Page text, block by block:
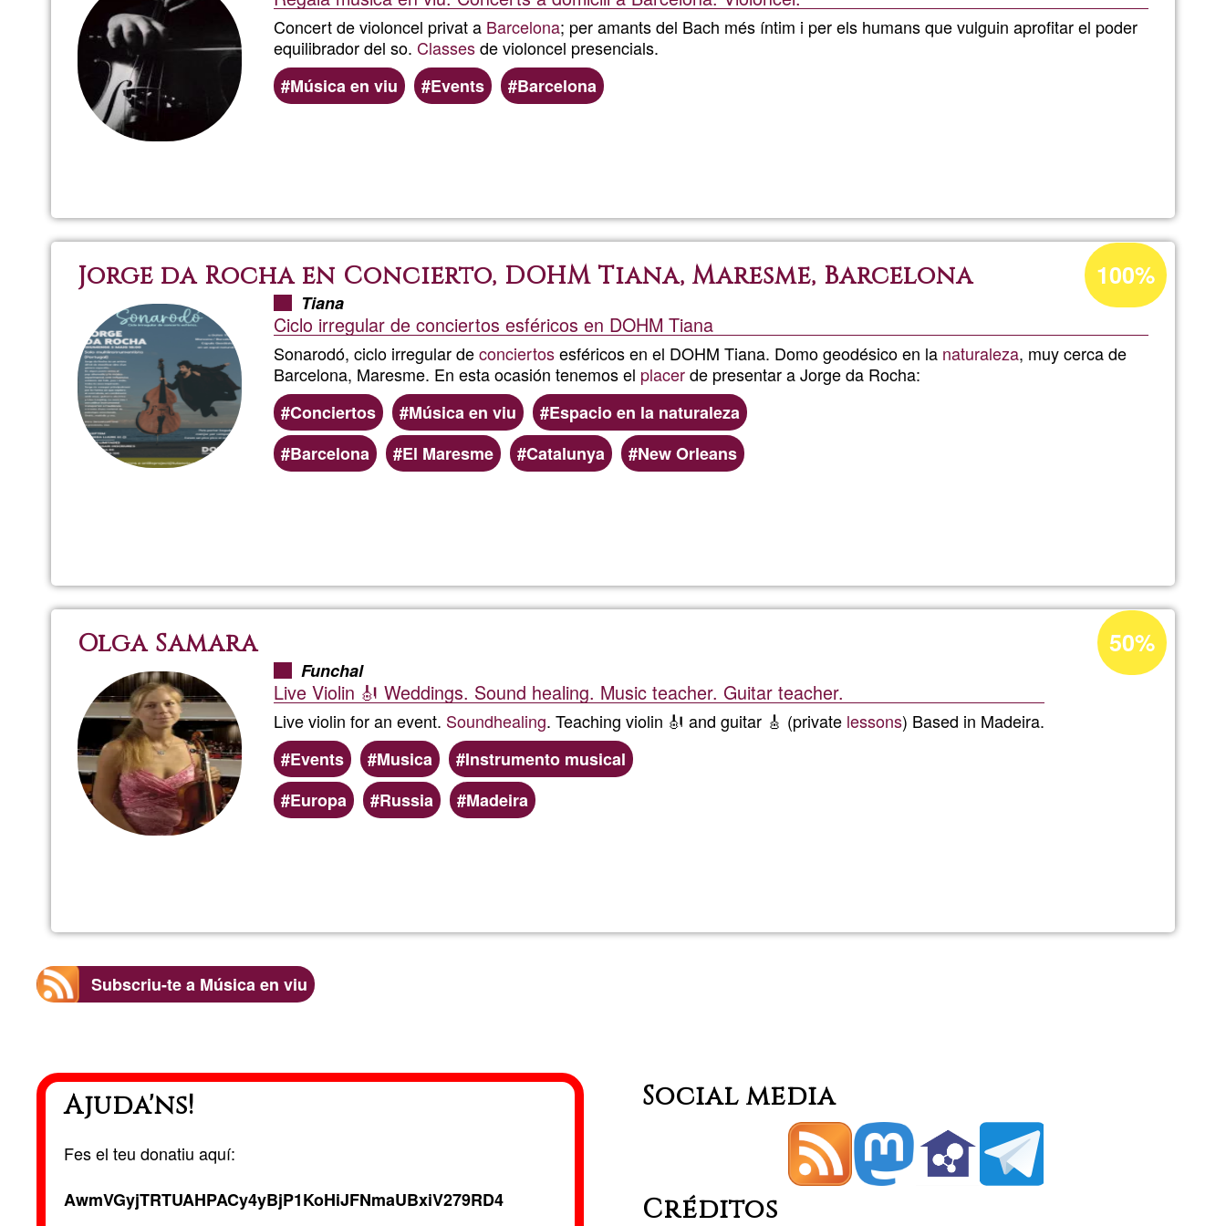
Concert de violoncel privat a Barcelona; per amants del Bach més íntim i per els humans que vulguin aprofitar el poder
equilibrador del so. Classesde violoncel presencials.
Música en viu
Events Barcelona
G1
Jorge da Rocha en Concierto, DOHM Tiana, Maresme, Barcelona
Tiana
Ciclo irregular de conciertos esféricos en DOHM Tiana
Sonarodó, ciclo irregular deconciertosesféricos en el DOHM Tiana. Domo geodésico en la naturaleza, muy cerca de
Barcelona, Maresme. En esta ocasión tenemos el placerde presentar a Jorge da Rocha:
Conciertos
Música en viu
Espacio en la naturaleza
Barcelona
El Maresme Catalunya New Orleans
Percentatge
d'acceptació
G1
100%
da
en
Barcelona
Olga Samara
Funchal
Live Violin 🎻 Weddings. Sound healing. Music teacher. Guitar teacher.
Live violin for an event. Soundhealing. Teaching violin 🎻 and guitar 🎸 (private lessons) Based in Madeira.
Events
Musica
Instrumento musical
Europa
Russia Madeira
Percentatge
d'acceptació
50%
Subscriu-te a Música en viu
Ajuda'ns!
Fes el teu donatiu aquí:
AwmVGyjTRTUAHPACy4yBjP1KoHiJFNmaUBxiV279RD4
Social media
Créditos